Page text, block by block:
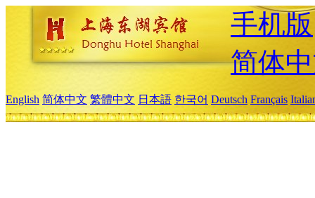
手机版
简体
English 简体中文 繁體中文 日本語 한국어 Deutsch Français